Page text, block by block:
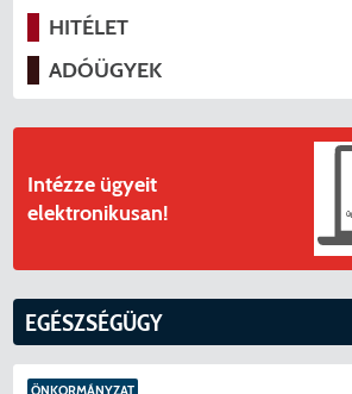
HITÉLET
ADÓÜGYEK
Intézze ügyeit
elektronikusan!
EGÉSZSÉGÜGY